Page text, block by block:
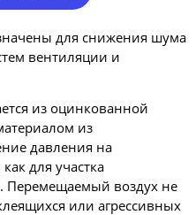
для снижения шума
вентиляции и
из оцинкованной
из
давления на
для участка
Перемещаемый воздух не
или агрессивных